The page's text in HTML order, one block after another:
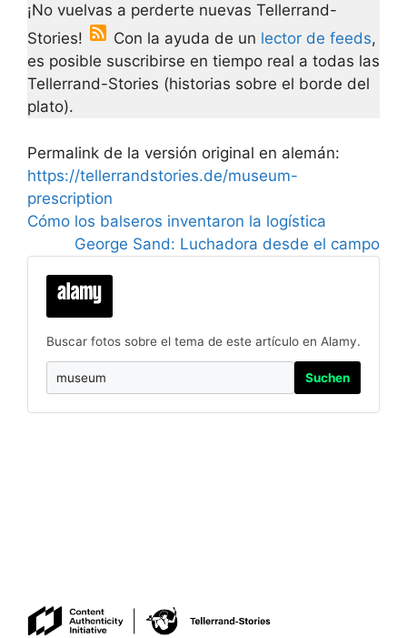
¡No vuelvas a perderte nuevas Tellerrand-
Stories!
Con la ayuda de un lector de feeds,
es posible suscribirse en tiempo real a todas las
Tellerrand-Stories (historias sobre el borde del
plato).
Permalink de la versión original en alemán:
https://tellerrandstories.de/museum-
prescription
Cómo los balseros inventaron la logística
George Sand: Luchadora desde el campo
Buscar fotos sobre el tema de este artículo en Alamy.
Suchen